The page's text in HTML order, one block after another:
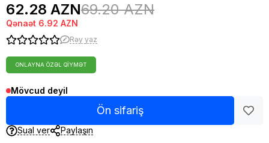
62.28 AZN69.20 AZN
Qənaət 6.92 AZN
Rəy yaz
ONLAYNA ÖZƏL QIYMƏT
Mövcud deyil
Ön sifariş
Sual ver Paylaşın